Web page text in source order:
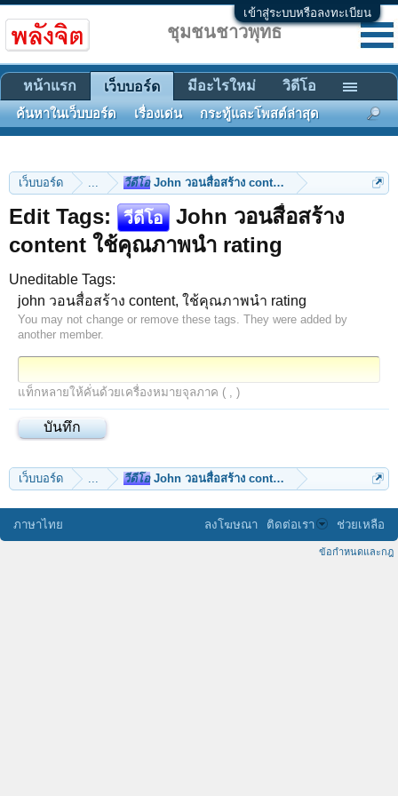
เข้าสู่ระบบหรือลงทะเบียน
เว็บบอร์ด ... วีดีโอJohn วอนสื่อสร้าง content ใช้คุณภาพนำ rating
Edit Tags: วีดีโอ
John วอนสื่อสร้าง
content ใช้คุณภาพนำ rating
Uneditable Tags:
john วอนสื่อสร้าง content, ใช้คุณภาพนำ rating
You may not change or remove these tags. They were added by
another member.
แท็กหลายให้คั่นด้วยเครื่องหมายจุลภาค ( , )
เว็บบอร์ด ... วีดีโอJohn วอนสื่อสร้าง content ใช้คุณภาพนำ rating
ชุมชนชาวพุทธ
หน้าแรก เว็บบอร์ด
ค้นหาในเว็บบอร์ด เรื่องเด่น กระทู้และโพสต์ล่าสุด
มีอะไรใหม่ วิดีโอ
ภาษาไทย ลงโฆษณา ติดต่อเรา ช่วยเหลือ
ข้อกำหนดและกฎ